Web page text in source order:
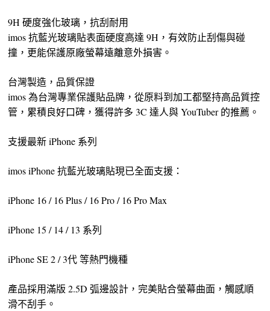
9H 硬度強化玻璃，抗刮耐用
imos 抗藍光玻璃貼表面硬度高達 9H，有效防止刮傷與碰
撞，更能保護原廠螢幕遠離意外損害。
台灣製造，品質保證
imos 為台灣專業保護貼品牌，從原料到加工都堅持高品質控
管，累積良好口碑，獲得許多 3C 達人與 YouTuber 的推薦。
支援最新 iPhone 系列
imos iPhone 抗藍光玻璃貼現已全面支援：
iPhone 16 / 16 Plus / 16 Pro / 16 Pro Max
iPhone 15 / 14 / 13 系列
iPhone SE 2 / 3代 等熱門機種
產品採用滿版 2.5D 弧邊設計，完美貼合螢幕曲面，觸感順
滑不刮手。